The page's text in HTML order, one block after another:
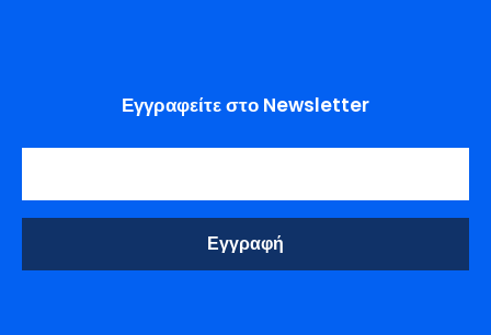
Εγγραφείτε στο Newsletter